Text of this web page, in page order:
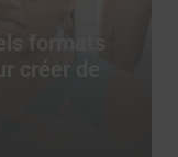
son